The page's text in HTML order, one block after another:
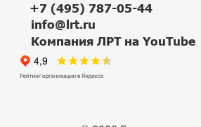
+7 (495) 787-05-44
info@lrt.ru
Компания ЛРТ на YouTube